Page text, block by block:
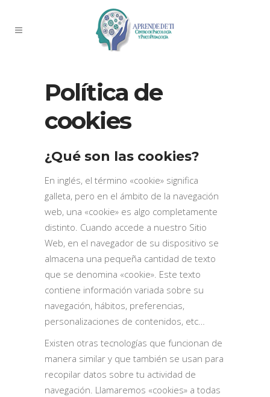
Política de
cookies
¿Qué son las cookies?
En inglés, el término «cookie» significa
galleta, pero en el ámbito de la navegación
web, una «cookie» es algo completamente
distinto. Cuando accede a nuestro Sitio
Web, en el navegador de su dispositivo se
almacena una pequeña cantidad de texto
que se denomina «cookie». Este texto
contiene información variada sobre su
navegación, hábitos, preferencias,
personalizaciones de contenidos, etc…
Existen otras tecnologías que funcionan de
manera similar y que también se usan para
recopilar datos sobre tu actividad de
navegación. Llamaremos «cookies» a todas